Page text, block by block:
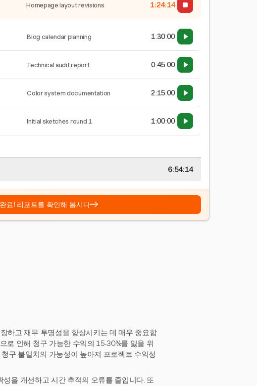
Homepage layout revisions 1:24:15
Blog calendar planning 1:30:00
Technical audit report 0:45:00
Color system documentation 2:15:00
Initial sketches round 1 1:00:00
6:54:15
완료! 리포트를 확인해 봅시다→
하고 재무 투명성을 향상시키는 데 매우 중요합
로 인해 청구 가능한 수익의 15-30%를 잃을 위
구 불일치의 가능성이 높아져 프로젝트 수익성
을 개선하고 시간 추적의 오류를 줄입니다. 또